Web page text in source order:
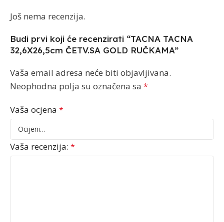
Još nema recenzija.
Budi prvi koji će recenzirati “TACNA TACNA
32,6X26,5cm ČETV.SA GOLD RUČKAMA”
Vaša email adresa neće biti objavljivana.
Neophodna polja su označena sa *
Vaša ocjena *
Vaša recenzija: *